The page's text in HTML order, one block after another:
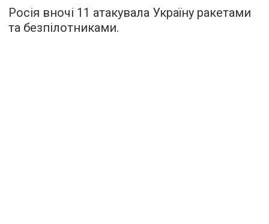
Росія вночі 11 атакувала Україну ракетами
та безпілотниками.